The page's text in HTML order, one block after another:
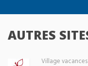
AUTRES
Village